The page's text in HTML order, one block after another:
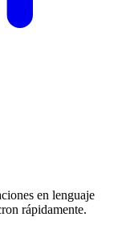
en lenguaje
rápidamente.